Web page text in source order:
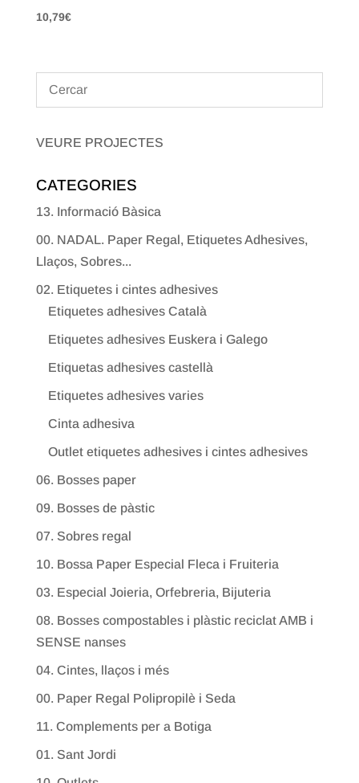
10,79€
VEURE PROJECTES
CATEGORIES
13. Informació Bàsica
00. NADAL. Paper Regal, Etiquetes Adhesives,
Llaços, Sobres...
02. Etiquetes i cintes adhesives
Etiquetes adhesives Català
Etiquetes adhesives Euskera i Galego
Etiquetas adhesives castellà
Etiquetes adhesives varies
Cinta adhesiva
Outlet etiquetes adhesives i cintes adhesives
06. Bosses paper
09. Bosses de pàstic
07. Sobres regal
10. Bossa Paper Especial Fleca i Fruiteria
03. Especial Joieria, Orfebreria, Bijuteria
08. Bosses compostables i plàstic reciclat AMB i
SENSE nanses
04. Cintes, llaços i més
00. Paper Regal Polipropilè i Seda
11. Complements per a Botiga
01. Sant Jordi